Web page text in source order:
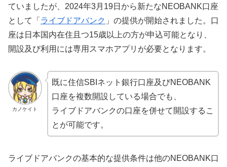
ていましたが、2024年3月19日から新たなNEOBANK口座
として「 ライブドアバンク 」の提供が開始されました。口
座は日本国内在住且つ15歳以上の方が申込可能となり、
開設及び利用には専用スマホアプリが必要となります。
カノケイト
既に住信SBIネット銀行口座及びNEOBANK
口座を複数開設している場合でも、
ライブドアバンクの口座を併せて開設するこ
とが可能です。
ライブドアバンクの基本的な提供条件は他のNEOBANK口